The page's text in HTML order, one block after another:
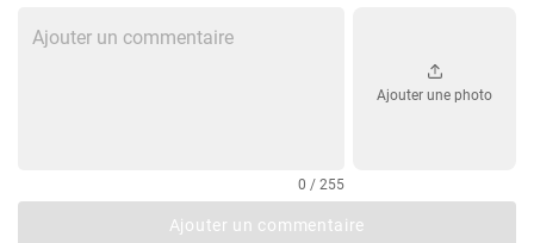
0 / 255
Ajouter une photo
Ajouter un commentaire